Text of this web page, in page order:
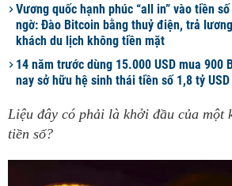
Vương quốc hạnh phúc “all in” vào tiền
ngờ: Đào Bitcoin bằng thuỷ điện, trả
khách du lịch không tiền mặt
14 năm trước dùng 15.000 USD mua 900
nay sở hữu hệ sinh thái tiền số 1,8 tỷ USD
Liệu đây có phải là khởi đầu của một
tiền số?